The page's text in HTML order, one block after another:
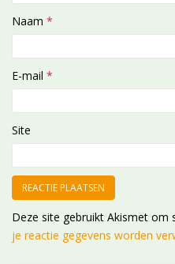
Naam *
E-mail *
Site
Deze site gebruikt Akismet om
je reactie gegevens worden